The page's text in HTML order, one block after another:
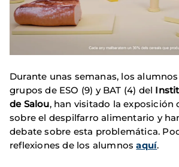
Durante unas semanas, los
grupos de ESO (9) y BAT (4) del
de Salou, han visitado la exposición
sobre el despilfarro alimentario y
debate sobre esta problemática.
reflexiones de los alumnosaquí.